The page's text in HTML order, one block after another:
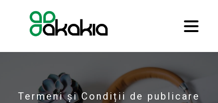
Termeni și Condiții de publicare